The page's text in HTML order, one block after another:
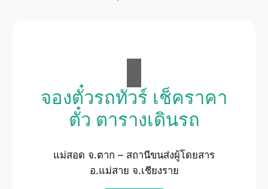
จองตั๋วรถทัวร์ เช็คราคา
ตั๋ว ตารางเดินรถ
แม่สอด จ.ตาก – สถานีขนส่งผู้โดยสาร
อ.แม่สาย จ.เชียงราย